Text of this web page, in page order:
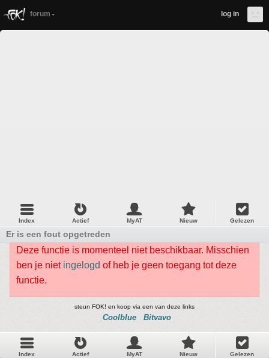
forum log in
Index Actief MyAT Nieuw Gelezen
Er is een fout opgetreden
Deze functie is momenteel niet beschikbaar. Misschien
ben je niet ingelogd of heb je geen toegang tot deze
functie.
steun FOK! en koop via een van deze links
Coolblue Bitvavo
Index Actief MyAT Nieuw Gelezen